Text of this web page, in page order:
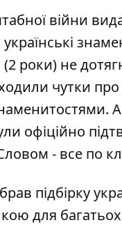
війни
роки) не
чутки
офіційно
- все по
підбірку
для